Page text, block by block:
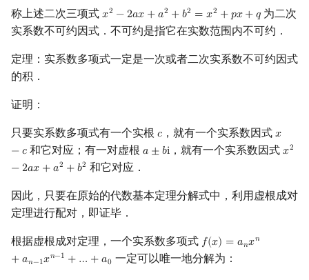
二次域
Pell 方程
称上述二次三项式 𝑥2 −2𝑎𝑥 +𝑎2 +𝑏2 = 𝑥2 +𝑝𝑥+𝑞
x2 −2ax+a 2+ b2 =x 2+ px +q
为二次
实系数不可约因式．不可约是指它在实数范围内不可约．
定理：实系数多项式一定是一次或者二次实系数不可约因式
的积．
证明：
只要实系数多项式有一个实根 𝑐
c，就有一个实系数因式 𝑥
−𝑐
x−
和它对应；有一对虚根 𝑎 ±𝑏i
a ±b i ，就有一个实系数因式𝑥2
−2𝑎𝑥 +𝑎2 +𝑏2
x2
和它对应．
因此，只要在原始的代数基本定理分解式中，利用虚根成对
定理进行配对，即证毕．
根据虚根成对定理，一个实系数多项式 𝑓(𝑥) = 𝑎𝑛𝑥𝑛
+𝑎𝑛−1𝑥𝑛−1 + … +𝑎0
f(x)= an xn+an
一定可以唯一地分解为：